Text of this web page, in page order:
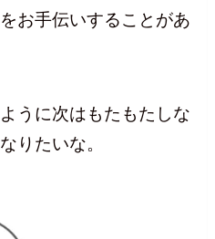
お手伝いすることがあ
うに次はもたもたしな
りたいな。